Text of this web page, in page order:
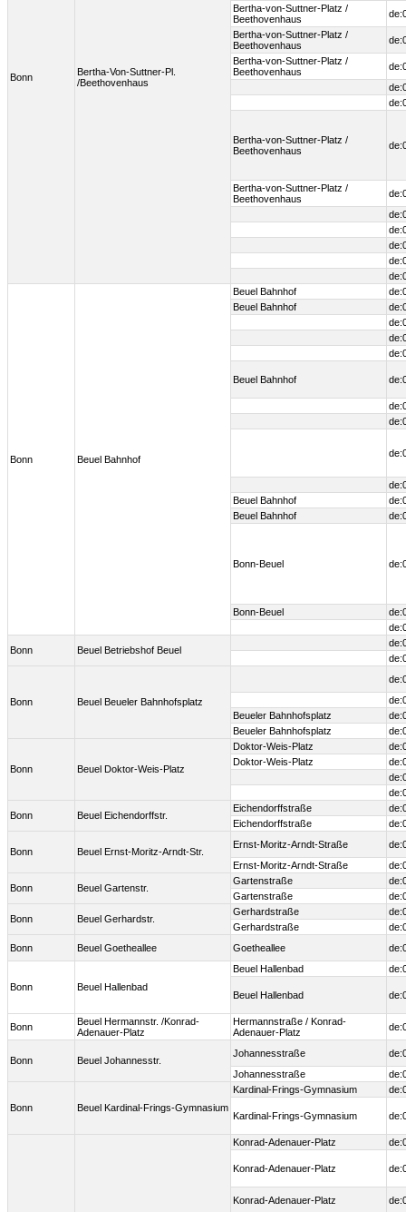
Bonn
Bertha-Von-Suttner-Pl.
/Beethovenhaus
Bertha-von-Suttner-Platz /
Beethovenhaus
Bertha-von-Suttner-Platz /
Beethovenhaus
Bertha-von-Suttner-Platz /
Beethovenhaus
Bertha-von-Suttner-Platz /
Beethovenhaus
Bertha-von-Suttner-Platz /
Beethovenhaus
Bonn Beuel Bahnhof
Beuel Bahnhof
Beuel Bahnhof
Beuel Bahnhof
Beuel Bahnhof
Beuel Bahnhof
Bonn-Beuel
Bonn-Beuel
Bonn Beuel Betriebshof Beuel
Bonn Beuel Beueler Bahnhofsplatz
Beueler Bahnhofsplatz
Beueler Bahnhofsplatz
Bonn Beuel Doktor-Weis-Platz
Doktor-Weis-Platz
Doktor-Weis-Platz
Bonn Beuel Eichendorffstr.
Eichendorffstraße
Eichendorffstraße
Bonn Beuel Ernst-Moritz-Arndt-Str.
Ernst-Moritz-Arndt-Straße
Ernst-Moritz-Arndt-Straße
Bonn Beuel Gartenstr.
Gartenstraße
Gartenstraße
Bonn Beuel Gerhardstr.
Gerhardstraße
Gerhardstraße
Bonn
Beuel Goetheallee Goetheallee
Bonn Beuel Hallenbad
Beuel Hallenbad
Beuel Hallenbad
Bonn
Beuel Hermannstr. /Konrad-
Adenauer-Platz
Hermannstraße / Konrad-
Adenauer-Platz
Bonn Beuel Johannesstr.
Johannesstraße
Johannesstraße
Bonn Beuel Kardinal-Frings-Gymnasium
Kardinal-Frings-Gymnasium
Kardinal-Frings-Gymnasium
Konrad-Adenauer-Platz
Konrad-Adenauer-Platz
Konrad-Adenauer-Platz